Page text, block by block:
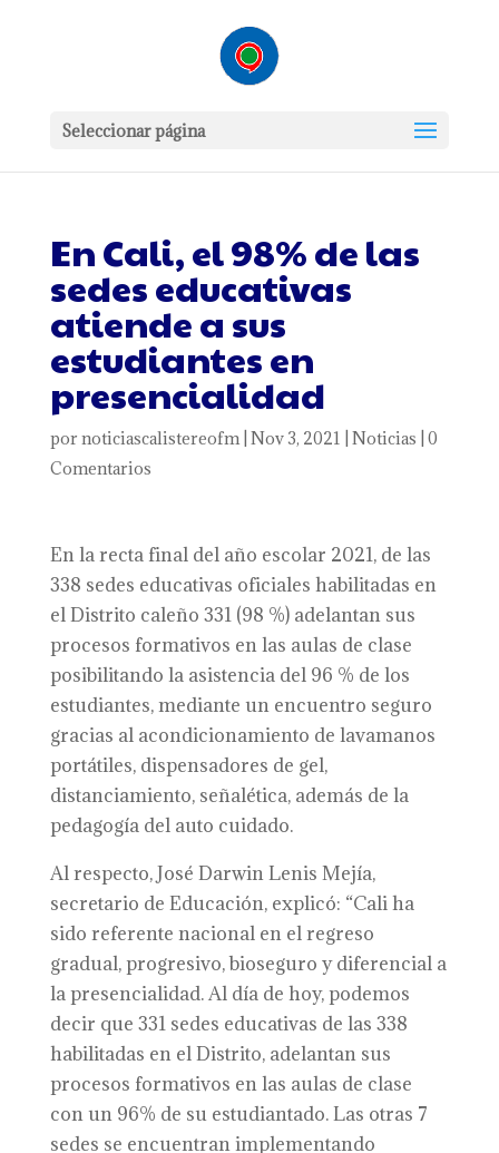
Seleccionar página
En Cali, el 98% de las
sedes educativas
atiende a sus
estudiantes en
presencialidad
por noticiascalistereofm| Nov 3, 2021 Noticias 0
Comentarios
En la recta final del año escolar 2021, de las
338 sedes educativas oficiales habilitadas en
el Distrito caleño 331 (98 %) adelantan sus
procesos formativos en las aulas de clase
posibilitando la asistencia del 96 % de los
estudiantes, mediante un encuentro seguro
gracias al acondicionamiento de lavamanos
portátiles, dispensadores de gel,
distanciamiento, señalética, además de la
pedagogía del auto cuidado.
Al respecto, José Darwin Lenis Mejía,
secretario de Educación, explicó: “Cali ha
sido referente nacional en el regreso
gradual, progresivo, bioseguro y diferencial a
la presencialidad. Al día de hoy, podemos
decir que 331 sedes educativas de las 338
habilitadas en el Distrito, adelantan sus
procesos formativos en las aulas de clase
con un 96% de su estudiantado. Las otras 7
sedes se encuentran implementando